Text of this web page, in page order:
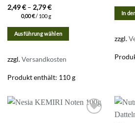
2,49€– 2,79€
0,00€/ 100g
Ausführung wählen
Varianten
Die
Optionen
auf
der
gewählt
werden
zzgl.Versandkosten
Produkt enthält: 110g
In
zzgl.